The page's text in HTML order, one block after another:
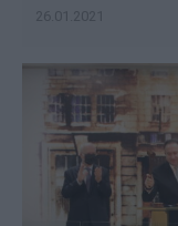
Hub ο
Διασύνδεση
Επιστημών,